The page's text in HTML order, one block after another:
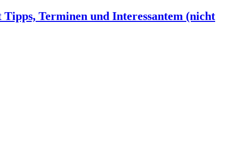
Terminen und Interessantem (nicht